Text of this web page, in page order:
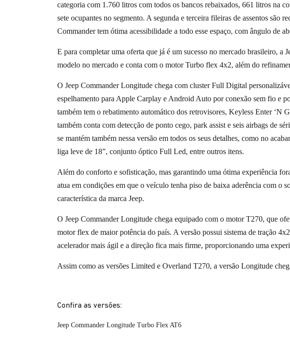
categoria com 1.760 litros com todos os bancos rebaixados, 661 litros na
sete ocupantes no segmento. A segunda e terceira fileiras de assentos são
Commander tem ótima acessibilidade a todo esse espaço, com ângulo de
E para completar uma oferta que já é um sucesso no mercado brasileiro,
modelo no mercado e conta com o motor Turbo flex 4x2, além do
O Jeep Commander Longitude chega com cluster Full Digital
espelhamento para Apple Carplay e Android Auto por conexão sem fio e
também tem o rebatimento automático dos retrovisores, Keyless Enter ‘N
também conta com detecção de ponto cego, park assist e seis airbags de
se mantém também nessa versão em todos os seus detalhes, como no
liga leve de 18”, conjunto óptico Full Led, entre outros itens.
Além do conforto e sofisticação, mas garantindo uma ótima experiência
atua em condições em que o veículo tenha piso de baixa aderência com o
característica da marca Jeep.
O Jeep Commander Longitude chega equipado com o motor T270, que
motor flex de maior potência do país. A versão possui sistema de tração
acelerador mais ágil e a direção fica mais firme, proporcionando uma
Assim como as versões Limited e Overland T270, a versão Longitude
Confira as versões:
Jeep Commander Longitude Turbo Flex AT6